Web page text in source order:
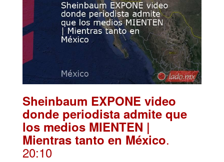
Sheinbaum EXPONE video
donde periodista admite que
los medios MIENTEN |
Mientras tanto en México.
20:10